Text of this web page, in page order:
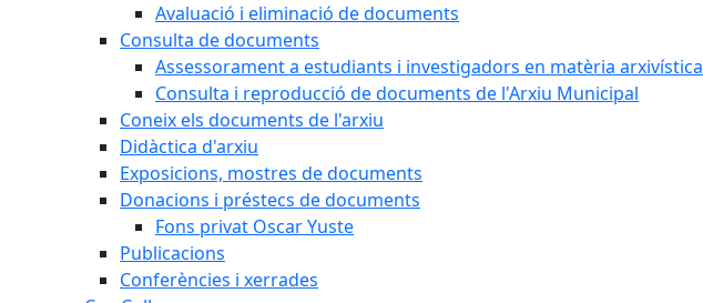
Avaluació i eliminació de documents
Consulta de documents
Assessorament a estudiants i investigadors en matèria arxivística
Consulta i reproducció de documents de l'Arxiu Municipal
Coneix els documents de l'arxiu
Didàctica d'arxiu
Exposicions, mostres de documents
Donacions i préstecs de documents
Fons privat Oscar Yuste
Publicacions
Conferències i xerrades